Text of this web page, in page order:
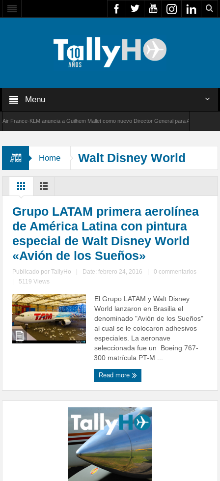
Menu
KLM anuncia a Guilhem Mallet como nuevo Director General para América Latina
Home Walt Disney World
Grupo LATAM primera aerolínea
de América Latina con pintura
especial de Walt Disney World
«Avión de los Sueños»
Publicado porTallyHo Date: febrero 24, 2016
0 commentarios
5119 Views
El Grupo LATAM y Walt Disney
World lanzaron en Brasilia el
denominado "Avión de los Sueños"
al cual se le colocaron adhesivos
especiales. La aeronave
seleccionada fue un Boeing 767-
300 matrícula PT-M ...
Read more